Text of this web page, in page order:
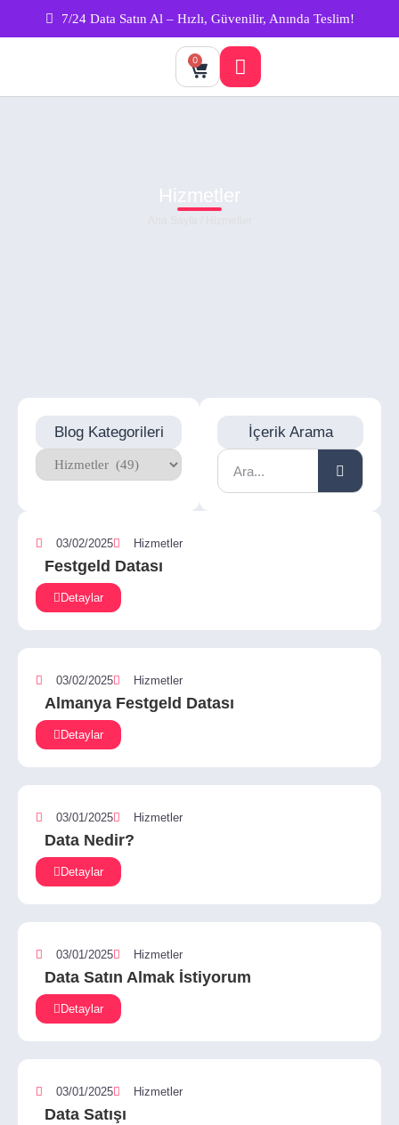
7/24 Data Satın Al – Hızlı, Güvenilir, Anında Teslim!
0
Hizmetler
Blog Kategorileri İçerik Arama
03/02/2025 Hizmetler
Festgeld Datası
Detaylar
03/02/2025 Hizmetler
Almanya Festgeld Datası
Detaylar
03/01/2025 Hizmetler
Data Nedir?
Detaylar
03/01/2025 Hizmetler
Data Satın Almak İstiyorum
Detaylar
03/01/2025 Hizmetler
Data Satışı